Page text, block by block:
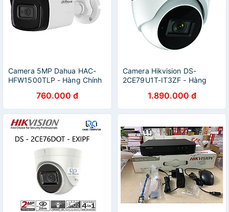
Camera 5MP Dahua HAC-
HFW1500TLP - Hàng Chính
760.000 đ
Camera Hikvision DS-
2CE79U1T-IT3ZF - Hàng
1.890.000 đ